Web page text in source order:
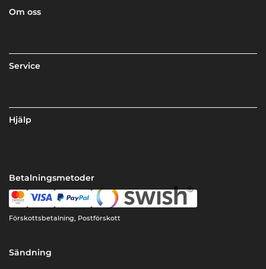
Om oss
Service
Hjälp
Betalningsmetoder
Förskottsbetalning, Postförskott
Sändning